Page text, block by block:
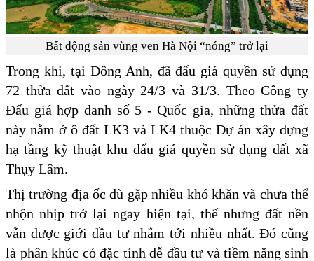
Bất động sản vùng ven Hà Nội “nóng” trở lại
Trong khi, tại Đông Anh, đã đấu giá quyền sử dụng
72 thửa đất vào ngày 24/3 và 31/3. Theo Công ty
Đấu giá hợp danh số 5 - Quốc gia, những thửa đất
này nằm ở ô đất LK3 và LK4 thuộc Dự án xây dựng
hạ tầng kỹ thuật khu đấu giá quyền sử dụng đất xã
Thụy Lâm.
Thị trường địa ốc dù gặp nhiều khó khăn và chưa thể
nhộn nhịp trở lại ngay hiện tại, thế nhưng đất nền
vẫn được giới đầu tư nhắm tới nhiều nhất. Đó cũng
là phân khúc có đặc tính dễ đầu tư và tiềm năng sinh